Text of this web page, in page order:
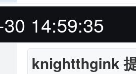
14:59:35
knightthgink